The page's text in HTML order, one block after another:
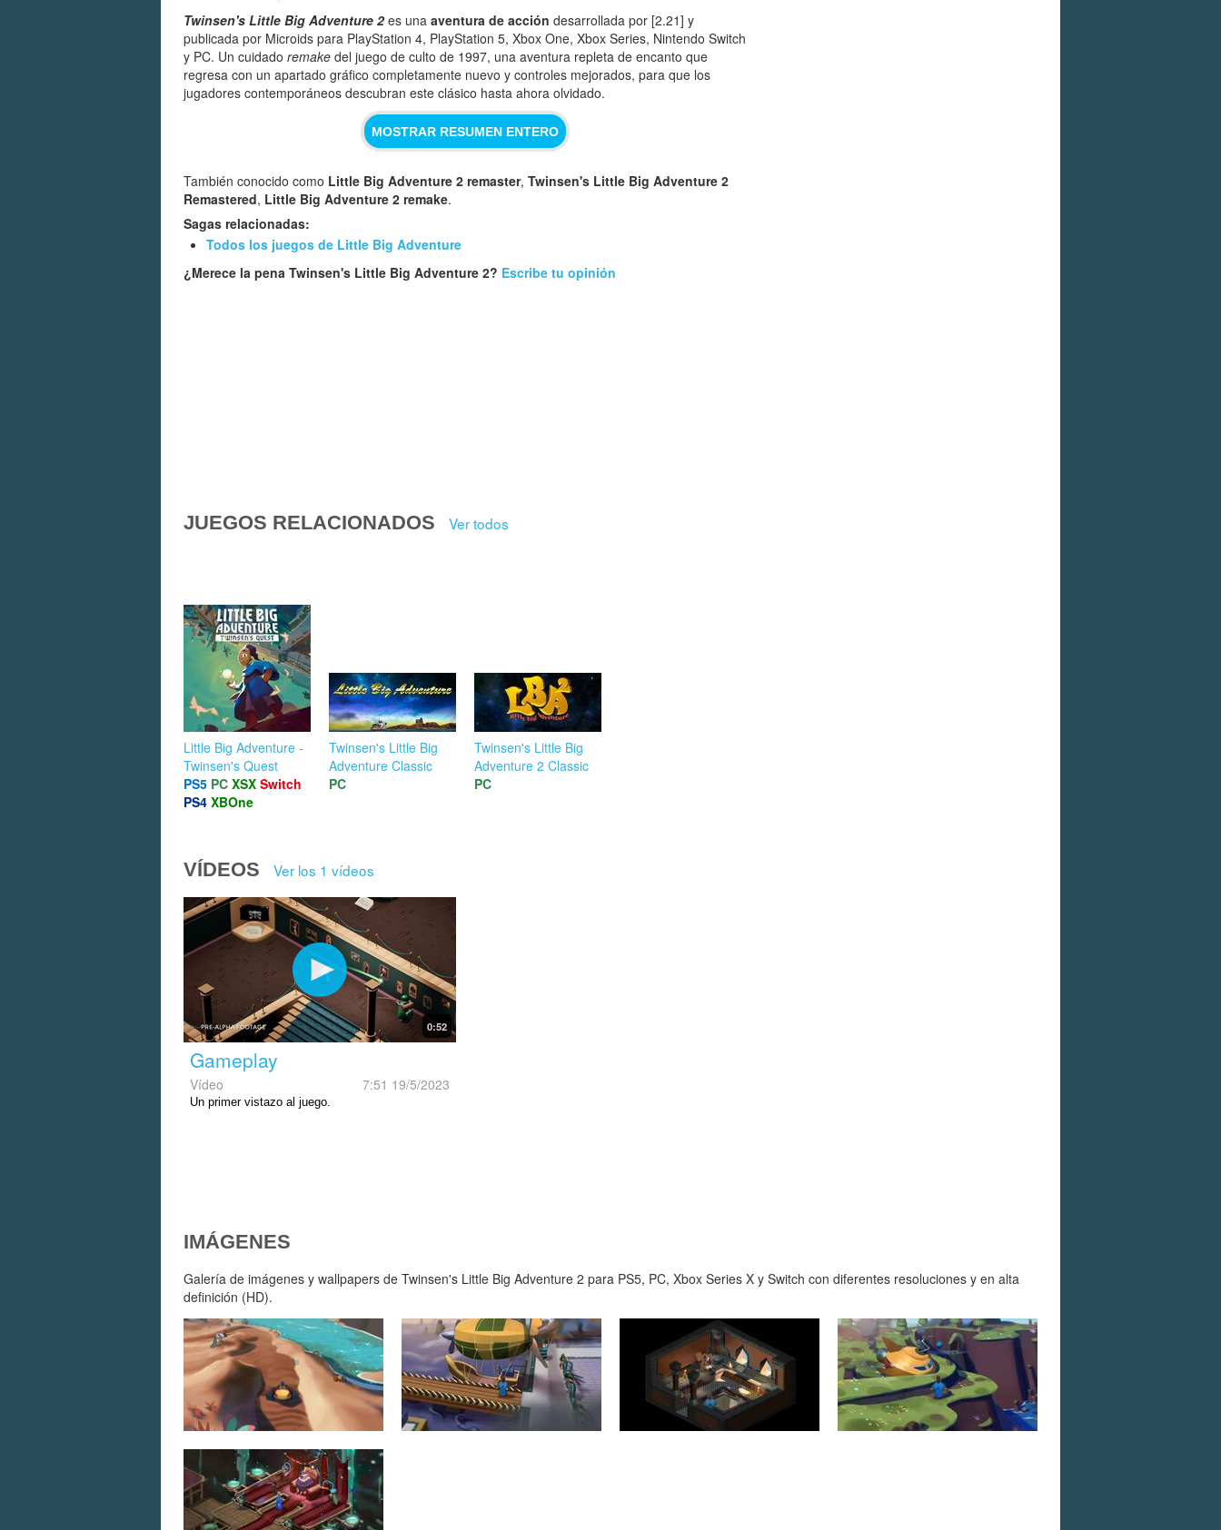
Twinsen's Little Big Adventure 2es una aventura de acción desarrollada por [2.21] y
publicada por Microids para PlayStation 4, PlayStation 5, Xbox One, Xbox Series, Nintendo Switch
y PC. Un cuidado remake del juego de culto de 1997, una aventura repleta de encanto que
regresa con un apartado gráfico completamente nuevo y controles mejorados, para que los
jugadores contemporáneos descubran este clásico hasta ahora olvidado.
MOSTRAR RESUMEN ENTERO
También conocido como Little Big Adventure 2 remaster, Twinsen's Little Big Adventure 2
Remastered, Little Big Adventure 2 remake.
Sagas relacionadas:
Todos los juegos de Little Big Adventure
¿Merece la pena Twinsen's Little Big Adventure 2? Escribe tu opinión
JUEGOS RELACIONADOS Ver todos
Little Big Adventure -
Twinsen's Quest
PS5 PC XSX Switch
PS4 XBOne
Twinsen's Little Big
Adventure Classic
PC
Twinsen's Little Big
Adventure 2 Classic
PC
VÍDEOS Ver los 1 vídeos
0:52
Gameplay
Vídeo 7:51 19/5/2023
Un primer vistazo al juego.
IMÁGENES
Galería de imágenes y wallpapers de Twinsen's Little Big Adventure 2 para PS5, PC, Xbox Series X y Switch con diferentes resoluciones y en alta
definición (HD).